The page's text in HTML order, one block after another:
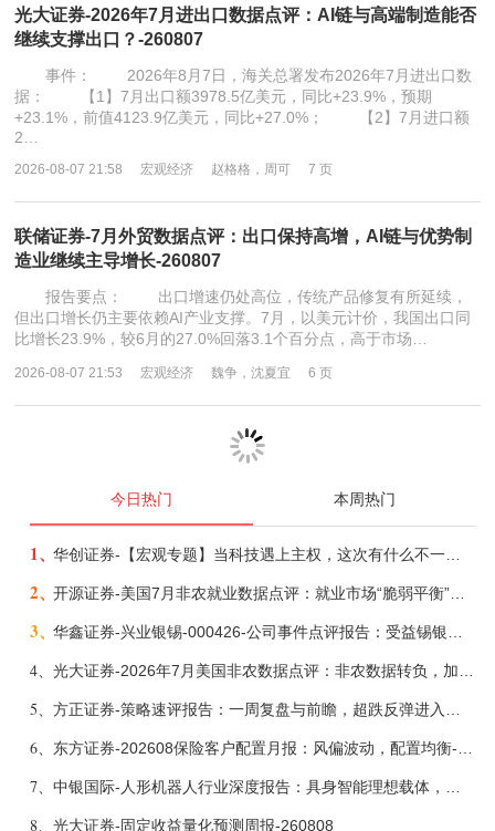
光大证券-2026年7月进出口数据点评：AI链与高端制造能否
继续支撑出口？-260807
事件： 2026年8月7日，海关总署发布2026年7月进出口数
据： 【1】7月出口额3978.5亿美元，同比+23.9%，预期
+23.1%，前值4123.9亿美元，同比+27.0%； 【2】7月进口额
2…
2026-08-07 21:58 宏观经济 赵格格，周可 7 页
联储证券-7月外贸数据点评：出口保持高增，AI链与优势制
造业继续主导增长-260807
报告要点： 出口增速仍处高位，传统产品修复有所延续，
但出口增长仍主要依赖AI产业支撑。7月，以美元计价，我国出口同
比增长23.9%，较6月的27.0%回落3.1个百分点，高于市场…
2026-08-07 21:53 宏观经济 魏争，沈夏宜 6 页
今日热门 本周热门
1、 华创证券-【宏观专题】当科技遇上主权，这次有什么不一样？——海外科技思辨系列五-260808
2、 开源证券-美国7月非农就业数据点评：就业市场“脆弱平衡”，美联储加息动力并不高-260808
3、
4、
5、
6、
7、
8、 光大证券-固定收益量化预测周报-260808